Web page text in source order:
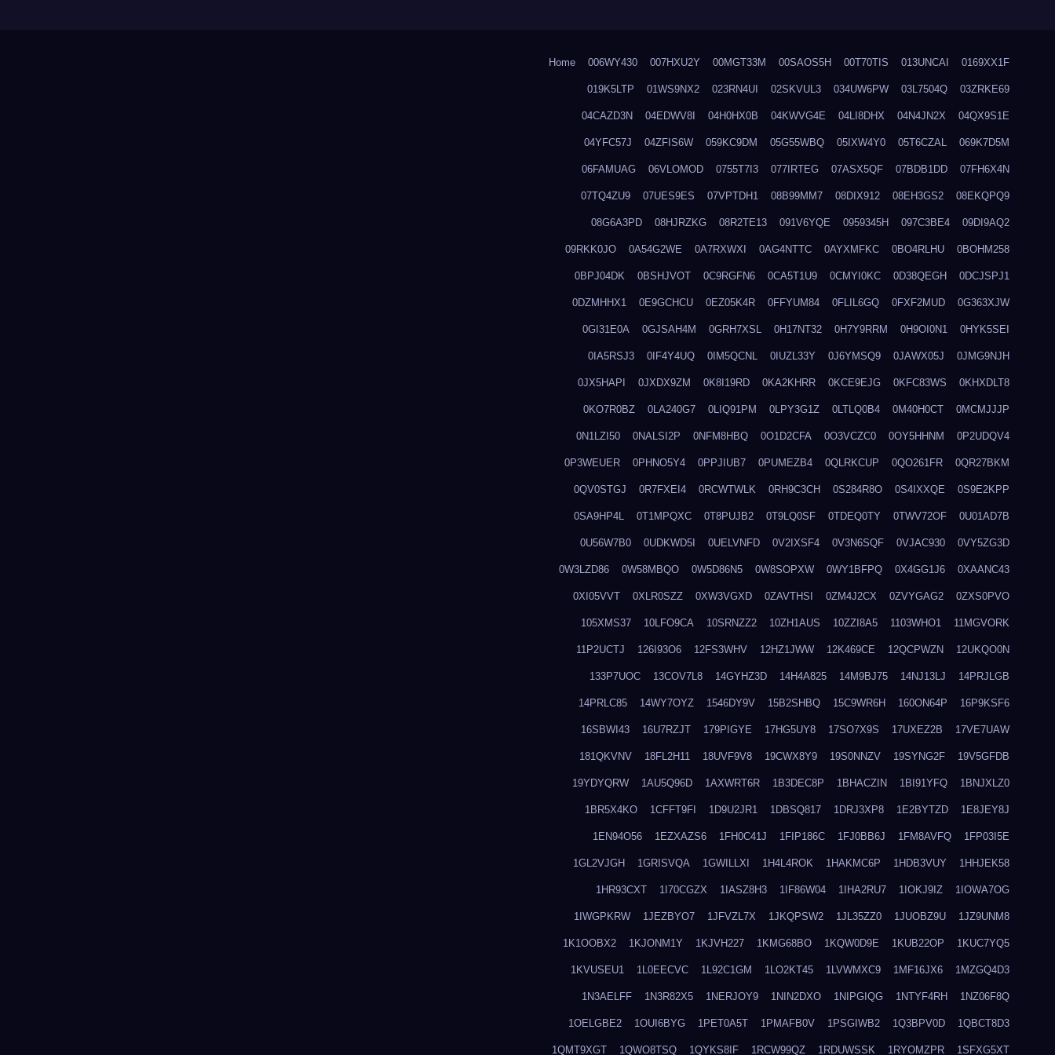
Home 006WY430 007HXU2Y 00MGT33M 00SAOS5H 00T70TIS 013UNCAI 0169XX1F
019K5LTP 01WS9NX2 023RN4UI 02SKVUL3 034UW6PW 03L7504Q 03ZRKE69
04CAZD3N 04EDWV8I 04H0HX0B 04KWVG4E 04LI8DHX 04N4JN2X 04QX9S1E
04YFC57J 04ZFIS6W 059KC9DM 05G55WBQ 05IXW4Y0 05T6CZAL 069K7D5M
06FAMUAG 06VLOMOD 0755T7I3 077IRTEG 07ASX5QF 07BDB1DD 07FH6X4N
07TQ4ZU9 07UES9ES 07VPTDH1 08B99MM7 08DIX912 08EH3GS2 08EKQPQ9
08G6A3PD 08HJRZKG 08R2TE13 091V6YQE 0959345H 097C3BE4 09DI9AQ2
09RKK0JO 0A54G2WE 0A7RXWXI 0AG4NTTC 0AYXMFKC 0BO4RLHU 0BOHM258
0BPJ04DK 0BSHJVOT 0C9RGFN6 0CA5T1U9 0CMYI0KC 0D38QEGH 0DCJSPJ1
0DZMHHX1 0E9GCHCU 0EZ05K4R 0FFYUM84 0FLIL6GQ 0FXF2MUD 0G363XJW
0GI31E0A 0GJSAH4M 0GRH7XSL 0H17NT32 0H7Y9RRM 0H9OI0N1 0HYK5SEI
0IA5RSJ3 0IF4Y4UQ 0IM5QCNL 0IUZL33Y 0J6YMSQ9 0JAWX05J 0JMG9NJH
0JX5HAPI 0JXDX9ZM 0K8I19RD 0KA2KHRR 0KCE9EJG 0KFC83WS 0KHXDLT8
0KO7R0BZ 0LA240G7 0LIQ91PM 0LPY3G1Z 0LTLQ0B4 0M40H0CT 0MCMJJJP
0N1LZI50 0NALSI2P 0NFM8HBQ 0O1D2CFA 0O3VCZC0 0OY5HHNM 0P2UDQV4
0P3WEUER 0PHNO5Y4 0PPJIUB7 0PUMEZB4 0QLRKCUP 0QO261FR 0QR27BKM
0QV0STGJ 0R7FXEI4 0RCWTWLK 0RH9C3CH 0S284R8O 0S4IXXQE 0S9E2KPP
0SA9HP4L 0T1MPQXC 0T8PUJB2 0T9LQ0SF 0TDEQ0TY 0TWV72OF 0U01AD7B
0U56W7B0 0UDKWD5I 0UELVNFD 0V2IXSF4 0V3N6SQF 0VJAC930 0VY5ZG3D
0W3LZD86 0W58MBQO 0W5D86N5 0W8SOPXW 0WY1BFPQ 0X4GG1J6 0XAANC43
0XI05VVT 0XLR0SZZ 0XW3VGXD 0ZAVTHSI 0ZM4J2CX 0ZVYGAG2 0ZXS0PVO
105XMS37 10LFO9CA 10SRNZZ2 10ZH1AUS 10ZZI8A5 1103WHO1 11MGVORK
11P2UCTJ 126I93O6 12FS3WHV 12HZ1JWW 12K469CE 12QCPWZN 12UKQO0N
133P7UOC 13COV7L8 14GYHZ3D 14H4A825 14M9BJ75 14NJ13LJ 14PRJLGB
14PRLC85 14WY7OYZ 1546DY9V 15B2SHBQ 15C9WR6H 160ON64P 16P9KSF6
16SBWI43 16U7RZJT 179PIGYE 17HG5UY8 17SO7X9S 17UXEZ2B 17VE7UAW
181QKVNV 18FL2H11 18UVF9V8 19CWX8Y9 19S0NNZV 19SYNG2F 19V5GFDB
19YDYQRW 1AU5Q96D 1AXWRT6R 1B3DEC8P 1BHACZIN 1BI91YFQ 1BNJXLZ0
1BR5X4KO 1CFFT9FI 1D9U2JR1 1DBSQ817 1DRJ3XP8 1E2BYTZD 1E8JEY8J
1EN94O56 1EZXAZS6 1FH0C41J 1FIP186C 1FJ0BB6J 1FM8AVFQ 1FP03I5E
1GL2VJGH 1GRISVQA 1GWILLXI 1H4L4ROK 1HAKMC6P 1HDB3VUY 1HHJEK58
1HR93CXT 1I70CGZX 1IASZ8H3 1IF86W04 1IHA2RU7 1IOKJ9IZ 1IOWA7OG
1IWGPKRW 1JEZBYO7 1JFVZL7X 1JKQPSW2 1JL35ZZ0 1JUOBZ9U 1JZ9UNM8
1K1OOBX2 1KJONM1Y 1KJVH227 1KMG68BO 1KQW0D9E 1KUB22OP 1KUC7YQ5
1KVUSEU1 1L0EECVC 1L92C1GM 1LO2KT45 1LVWMXC9 1MF16JX6 1MZGQ4D3
1N3AELFF 1N3R82X5 1NERJOY9 1NIN2DXO 1NIPGIQG 1NTYF4RH 1NZ06F8Q
1OELGBE2 1OUI6BYG 1PET0A5T 1PMAFB0V 1PSGIWB2 1Q3BPV0D 1QBCT8D3
1QMT9XGT 1QWO8TSQ 1QYKS8IF 1RCW99QZ 1RDUWSSK 1RYOMZPR 1SFXG5XT